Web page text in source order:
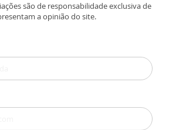
são de responsabilidade exclusiva de
a opinião do site.